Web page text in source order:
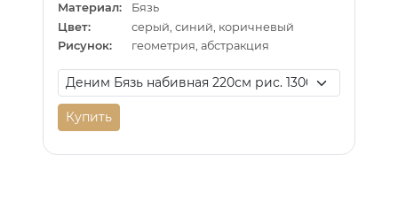
Материал:
Бязь
Цвет:
серый, синий, коричневый
Рисунок:
геометрия, абстракция
Купить